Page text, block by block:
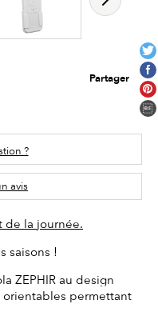
Partager
?
avis
de la journée.
saisons !
ZEPHIR au design
permettant